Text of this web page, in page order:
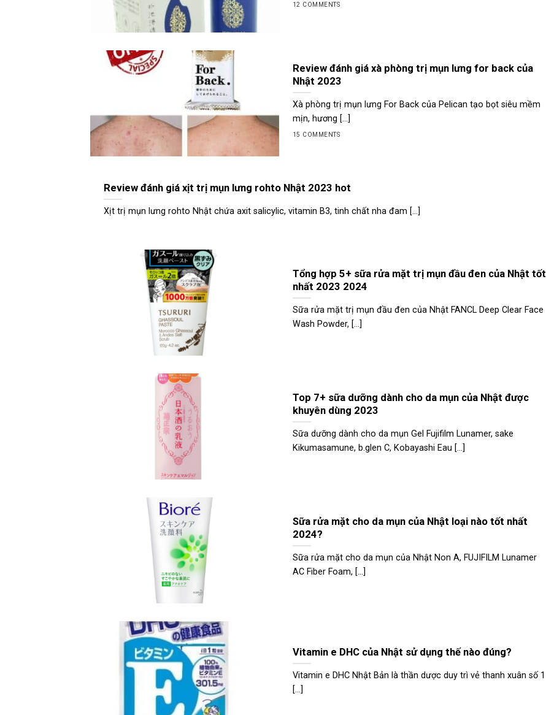
12 COMMENTS
Review đánh giá xà phòng trị mụn lưng for back của
Nhật 2023
Xà phòng trị mụn lưng For Back của Pelican tạo bọt siêu mềm
mịn, hương [...]
15 COMMENTS
Review đánh giá xịt trị mụn lưng rohto Nhật 2023 hot
Xịt trị mụn lưng rohto Nhật chứa axit salicylic, vitamin B3, tinh chất nha đam [...]
Tổng hợp 5+ sữa rửa mặt trị mụn đầu đen của Nhật tốt
nhất 2023 2024
Sữa rửa mặt trị mụn đầu đen của Nhật FANCL Deep Clear Face
Wash Powder, [...]
Top 7+ sữa dưỡng dành cho da mụn của Nhật được
khuyên dùng 2023
Sữa dưỡng dành cho da mụn Gel Fujifilm Lunamer, sake
Kikumasamune, b.glen C, Kobayashi Eau [...]
Sữa rửa mặt cho da mụn của Nhật loại nào tốt nhất
2024?
Sữa rửa mặt cho da mụn của Nhật Non A, FUJIFILM Lunamer
AC Fiber Foam, [...]
Vitamin e DHC của Nhật sử dụng thế nào đúng?
Vitamin e DHC Nhật Bản là thần dược duy trì vẻ thanh xuân số 1
[...]